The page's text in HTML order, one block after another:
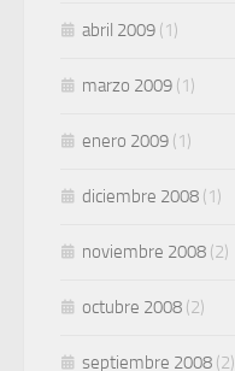
abril 2009 (1)
marzo 2009 (1)
enero 2009 (1)
diciembre 2008 (1)
noviembre 2008 (2)
octubre 2008 (2)
septiembre 2008 (2)